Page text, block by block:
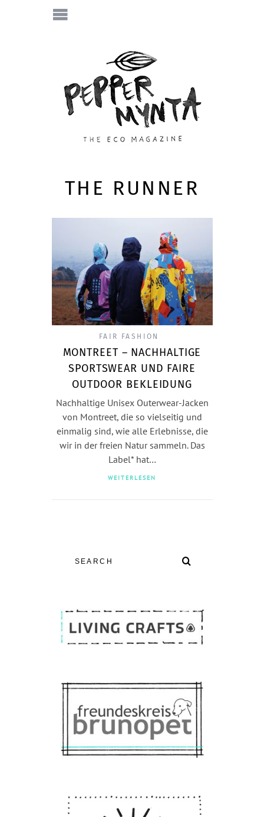
THE RUNNER
FAIR FASHION
MONTREET – NACHHALTIGE
SPORTSWEAR UND FAIRE
OUTDOOR BEKLEIDUNG
Nachhaltige Unisex Outerwear-Jacken
von Montreet, die so vielseitig und
einmalig sind, wie alle Erlebnisse, die
wir in der freien Natur sammeln. Das
Label* hat…
WEITERLESEN